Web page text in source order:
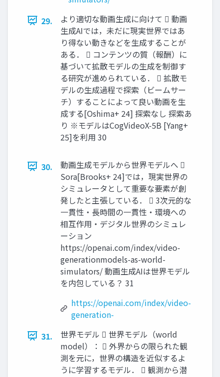
29.
より適切な動画生成に向けて  動画
生成AIでは，未だに現実世界ではあ
り得ない動きなどを生成することが
ある．  コンテンツの質（報酬）に
基づいて拡散モデルの生成を制御す
る研究が進められている．  拡散モ
デルの生成過程で探索（ビームサー
チ）することによって良い動画を生
成する[Oshima+ 24] 探索なし 探索あ
り ※モデルはCogVideoX-5B [Yang+
25]を利用 30
30.
動画生成モデルから世界モデルへ 
Sora[Brooks+ 24]では，現実世界の
シミュレータとして重要な要素が創
発したと主張している．  3次元的な
一貫性・長時間の一貫性・環境への
相互作用・デジタル世界のシミュレ
ーション
https://openai.com/index/video-
generationmodels-as-world-
simulators/ 動画生成AIは世界モデル
を内包している？ 31
https://openai.com/index/video-
generation-
31.
世界モデル  世界モデル（world
model）：  外界からの限られた観
測を元に，世界の構造を近似するよ
うに学習するモデル．  観測から潜